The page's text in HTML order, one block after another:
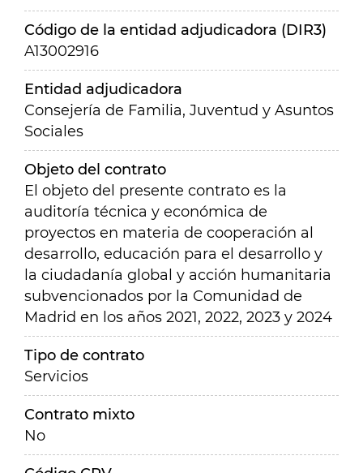
Código de la entidad adjudicadora (DIR3)
A13002916
Entidad adjudicadora
Consejería de Familia, Juventud y Asuntos
Sociales
Objeto del contrato
El objeto del presente contrato es la
auditoría técnica y económica de
proyectos en materia de cooperación al
desarrollo, educación para el desarrollo y
la ciudadanía global y acción humanitaria
subvencionados por la Comunidad de
Madrid en los años 2021, 2022, 2023 y 2024
Tipo de contrato
Servicios
Contrato mixto
No